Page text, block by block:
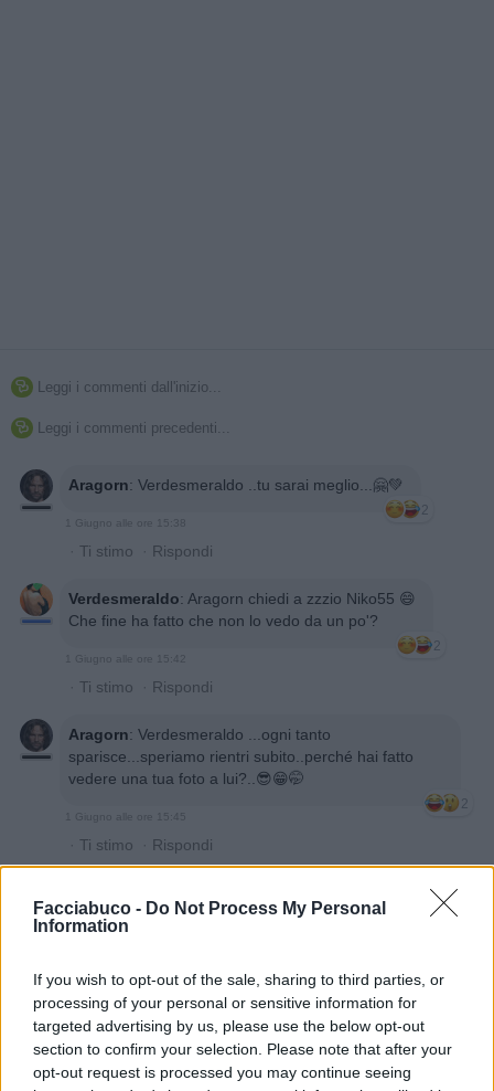
Facciabuco - Do Not Process My Personal
Information
If you wish to opt-out of the sale, sharing to third parties, or
processing of your personal or sensitive information for
targeted advertising by us, please use the below opt-out
section to confirm your selection. Please note that after your
opt-out request is processed you may continue seeing
 Leggi i commenti dall'inizio...
 Leggi i commenti precedenti...
Aragorn: Verdesmeraldo ..tu sarai meglio...🤗💚
2
1 Giugno alle ore 15:38
· Ti stimo · Rispondi
Verdesmeraldo: Aragorn chiedi a zzzio Niko55 😄
Che fine ha fatto che non lo vedo da un po'?
2
1 Giugno alle ore 15:42
· Ti stimo · Rispondi
Aragorn: Verdesmeraldo ...ogni tanto
sparisce...speriamo rientri subito..perché hai fatto
vedere una tua foto a lui?..😎😁🤭
2
1 Giugno alle ore 15:45
· Ti stimo · Rispondi
scorso quando ho fatto la damigella al matrimonio di
un',amica 😄
1 Giugno alle ore 15:48
·Ti stimo·Rispondi
Aragorn:Verdesmeraldo ma veramente?...si è fatto
tutti quei km per conoscerti?